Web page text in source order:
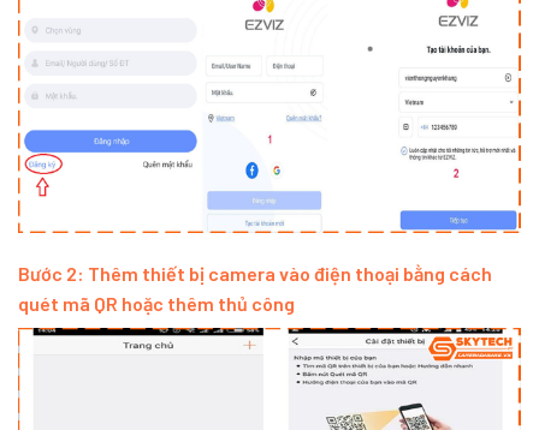
Bước 2: Thêm thiết bị camera vào điện thoại bằng cách
quét mã QR hoặc thêm thủ công